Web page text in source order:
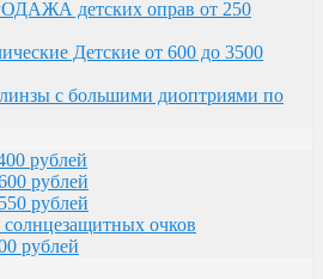
детских оправ от 250
Детские от 600 до 3500
с большими диоптриями по
рублей
рублей
рублей
очков
рублей